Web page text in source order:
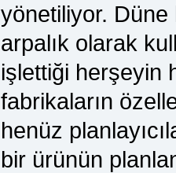
yönetiliyor.
arpalık olarak
işlettiği herşeyin
fabrikaların
henüz
bir ürünün